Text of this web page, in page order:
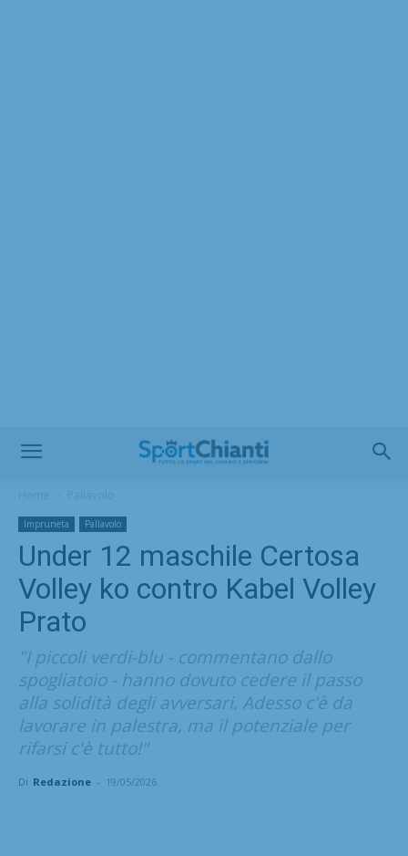
Impruneta Pallavolo
Under 12 maschile Certosa
Volley ko contro Kabel Volley
Prato
"I piccoli verdi-blu - commentano dallo
spogliatoio - hanno dovuto cedere il passo
alla solidità degli avversari. Adesso c'è da
lavorare in palestra, ma il potenziale per
rifarsi c'è tutto!"
Di Redazione - 19/05/2026